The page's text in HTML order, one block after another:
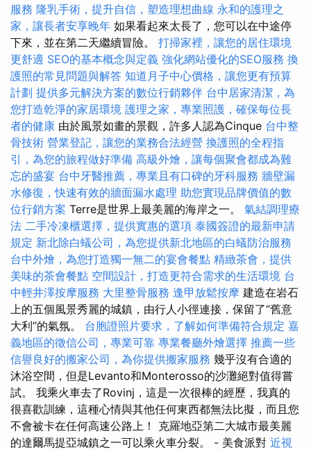
服務 隆乳手術，提升自信，塑造理想曲線 永和的護理之
家，讓長者安享晚年 如果看起來太長了，您可以在中途停
下來，並在第二天繼續冒險。 打掃家裡，讓您的居住環境
更舒適 SEO的基本概念與定義 強化網站優化的SEO服務 換
護照的常見問題與解答 知道月子中心價格，讓您更有預算
計劃 提供多元解決方案的數位行銷夥伴 台中居家清潔，為
您打造乾淨的家居環境 護理之家，專業照護，確保每位長
者的健康 由於風景如畫的景觀，許多人認為Cinque 台中整
骨技術 營業登記，讓您的業務合法經營 換護照的全程指
引，為您的旅程做好準備 高級外燴，讓每個聚會都成為難
忘的盛宴 台中牙醫推薦，專業且有口碑的牙科服務 牆壁漏
水修復，快速有效的牆面漏水處理 助您實現品牌價值的數
位行銷方案 Terre是世界上最美麗的海岸之一。 氣結調理療
法 二手冷凍櫃選擇，提供實惠的選項 泰國簽證的最新申請
規定 新北除白蟻公司，為您提供新北地區的白蟻防治服務
台中外燴，為您打造獨一無二的宴會餐點 精緻茶會，提供
美味的茶會餐點 空間設計，打造更符合需求的生活環境 台
中輕井澤按摩服務 大里整骨服務 逢甲放鬆按摩 建造在岩石
上的五個風景秀麗的城鎮，由行人小徑連接，保留了“舊意
大利”的氣氛。 台胞證照片要求，了解如何準備符合規定 嘉
義地區的徵信公司，專業可靠 專業餐廳外燴選擇 推薦一些
信譽良好的搬家公司，為你提供搬家服務 幾乎沒有合適的
沐浴空間，但是Levanto和Monterosso的沙灘絕對值得嘗
試。 我乘火車去了Rovinj，這是一次很棒的經歷，我真的
很喜歡訓練，這種心情與其他任何東西都無法比擬，而且您
不會被卡在任何高速公路上！ 克羅地亞第二大城市最美麗
的達爾馬提亞城鎮之一可以乘火車分裂。 - 美食派對 近視